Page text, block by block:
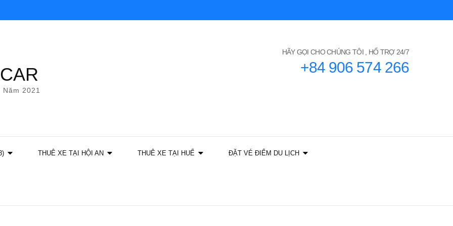
2021
HÃY GỌI CHO CHÚNG TÔI , HỔ TRỢ 24/7
+84 906 574 266
THUÊ XE TẠI HỘI AN THUÊ XE TẠI HUẾ ĐẶT VÉ ĐIỂM DU LỊCH